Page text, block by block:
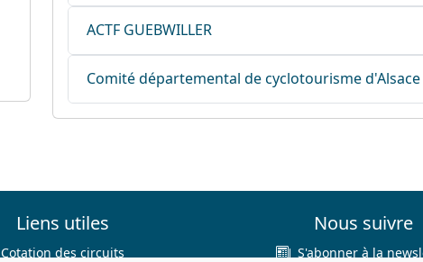
ACTF GUEBWILLER
Comité départemental de cyclotourisme d'Alsace
Liens utiles
Cotation des circuits
Nous suivre
S'abonner à la